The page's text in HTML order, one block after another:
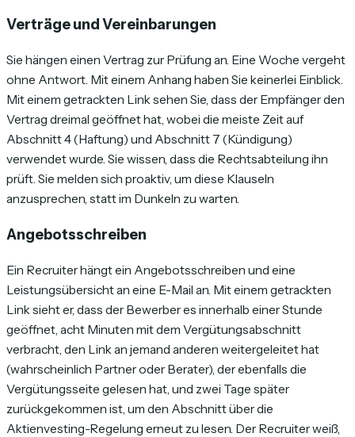
Verträge und Vereinbarungen
Sie hängen einen Vertrag zur Prüfung an. Eine Woche vergeht
ohne Antwort. Mit einem Anhang haben Sie keinerlei Einblick.
Mit einem getrackten Link sehen Sie, dass der Empfänger den
Vertrag dreimal geöffnet hat, wobei die meiste Zeit auf
Abschnitt 4 (Haftung) und Abschnitt 7 (Kündigung)
verwendet wurde. Sie wissen, dass die Rechtsabteilung ihn
prüft. Sie melden sich proaktiv, um diese Klauseln
anzusprechen, statt im Dunkeln zu warten.
Angebotsschreiben
Ein Recruiter hängt ein Angebotsschreiben und eine
Leistungsübersicht an eine E-Mail an. Mit einem getrackten
Link sieht er, dass der Bewerber es innerhalb einer Stunde
geöffnet, acht Minuten mit dem Vergütungsabschnitt
verbracht, den Link an jemand anderen weitergeleitet hat
(wahrscheinlich Partner oder Berater), der ebenfalls die
Vergütungsseite gelesen hat, und zwei Tage später
zurückgekommen ist, um den Abschnitt über die
Aktienvesting-Regelung erneut zu lesen. Der Recruiter weiß,